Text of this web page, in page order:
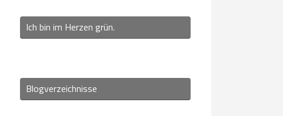
Ich bin im Herzen grün.
Blogverzeichnisse